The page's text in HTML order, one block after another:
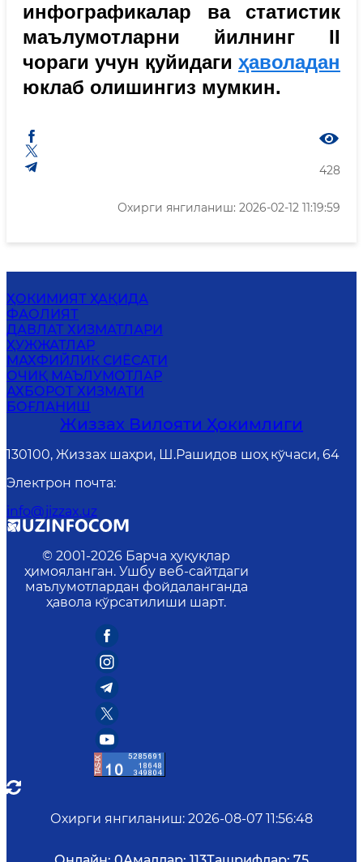
инфографикалар ва статистик
маълумотларни йилнинг II
чораги учун қуйидаги ҳаволадан
юклаб олишингиз мумкин.
428
Охирги янгиланиш: 2026-02-12 11:19:59
ҲОКИМИЯТ ҲАҚИДА
ФАОЛИЯТ
ДАВЛАТ ХИЗМАТЛАРИ
ҲУЖЖАТЛАР
MАХФИЙЛИК СИЁСАТИ
ОЧИҚ МАЪЛУМОТЛАР
АХБОРОТ ХИЗМАТИ
БОҒЛАНИШ
Жиззах Вилояти Ҳокимлиги
130100, Жиззах шаҳри, Ш.Рашидов шоҳ кўчаси, 64
Электрон почта:
info@jizzax.uz
© 2001-2026 Барча ҳуқуқлар
ҳимояланган. Ушбу веб-сайтдаги
маълумотлардан фойдаланганда
ҳавола кўрсатилиши шарт.
Охирги янгиланиш: 2026-08-07 11:56:48